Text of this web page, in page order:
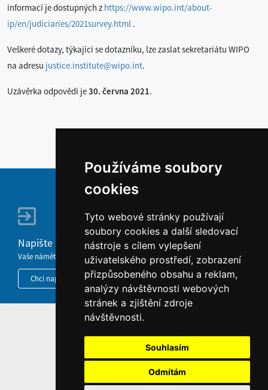
Používáme soubory
cookies
Tyto webové stránky používají
soubory cookies a další sledovací
nástroje s cílem vylepšení
uživatelského prostředí, zobrazení
přizpůsobeného obsahu a reklam,
analýzy návštěvnosti webových
stránek a zjištění zdroje
návštěvnosti.
Souhlasím
Odmítám
informací je dostupných z https://www.wipo.int/about-
ip/en/judiciaries/2021survey.html .
Veškeré dotazy, týkající se dotazníku, lze zaslat sekretariátu WIPO
na adresu justice.institute@wipo.int.
Uzávěrka odpovědí je30. června 2021.
Napište nám
Vaše náměty, komentáře, připomínky a dotazy nezůstanou bez odezvy.
Chci napsat MKČR
HOME
INFORMACE O WEBU